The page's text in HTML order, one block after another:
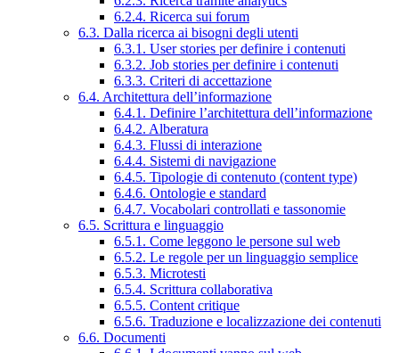
6.2.4. Ricerca sui forum
6.3. Dalla ricerca ai bisogni degli utenti
6.3.1. User stories per definire i contenuti
6.3.2. Job stories per definire i contenuti
6.3.3. Criteri di accettazione
6.4. Architettura dell’informazione
6.4.1. Definire l’architettura dell’informazione
6.4.2. Alberatura
6.4.3. Flussi di interazione
6.4.4. Sistemi di navigazione
6.4.5. Tipologie di contenuto (content type)
6.4.6. Ontologie e standard
6.4.7. Vocabolari controllati e tassonomie
6.5. Scrittura e linguaggio
6.5.1. Come leggono le persone sul web
6.5.2. Le regole per un linguaggio semplice
6.5.3. Microtesti
6.5.4. Scrittura collaborativa
6.5.5. Content critique
6.5.6. Traduzione e localizzazione dei contenuti
6.6. Documenti